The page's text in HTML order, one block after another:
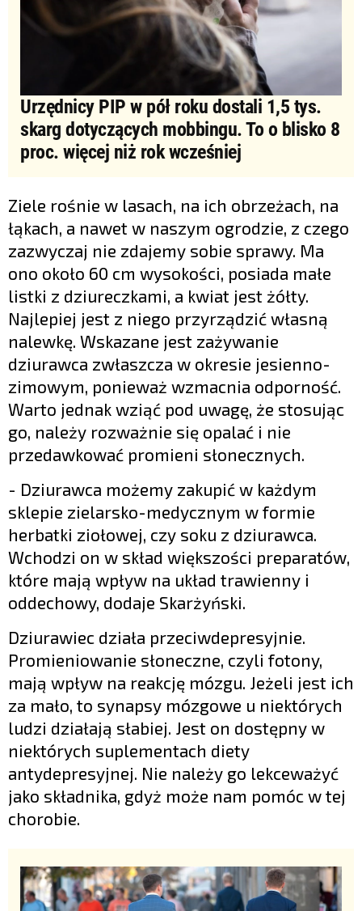
Urzędnicy PIP w pół roku dostali 1,5 tys.
skarg dotyczących mobbingu. To o blisko 8
proc. więcej niż rok wcześniej
Ziele rośnie w lasach, na ich obrzeżach, na
łąkach, a nawet w naszym ogrodzie, z czego
zazwyczaj nie zdajemy sobie sprawy. Ma
ono około 60 cm wysokości, posiada małe
listki z dziureczkami, a kwiat jest żółty.
Najlepiej jest z niego przyrządzić własną
nalewkę. Wskazane jest zażywanie
dziurawca zwłaszcza w okresie jesienno-
zimowym, ponieważ wzmacnia odporność.
Warto jednak wziąć pod uwagę, że stosując
go, należy rozważnie się opalać i nie
przedawkować promieni słonecznych.
- Dziurawca możemy zakupić w każdym
sklepie zielarsko-medycznym w formie
herbatki ziołowej, czy soku z dziurawca.
Wchodzi on w skład większości preparatów,
które mają wpływ na układ trawienny i
oddechowy, dodaje Skarżyński.
Dziurawiec działa przeciwdepresyjnie.
Promieniowanie słoneczne, czyli fotony,
mają wpływ na reakcję mózgu. Jeżeli jest ich
za mało, to synapsy mózgowe u niektórych
ludzi działają słabiej. Jest on dostępny w
niektórych suplementach diety
antydepresyjnej. Nie należy go lekceważyć
jako składnika, gdyż może nam pomóc w tej
chorobie.